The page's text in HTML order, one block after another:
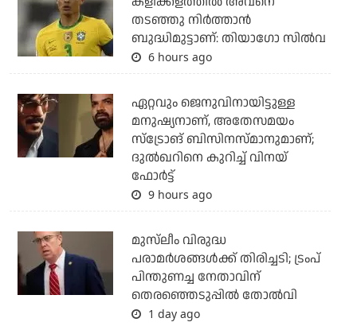
തടഞ്ഞു നിര്‍ത്താന്‍
ബുദ്ധിമുട്ടാണ്: തിയാഗോ സില്‍വ
6 hours ago
ഏറ്റവും ജെനുവിനായിട്ടുള്ള
മനുഷ്യനാണ്, അതേസമയം
സ്‌ട്രോങ് ബിസിനസ്മാനുമാണ്;
ദുല്‍ഖറിനെ കുറിച്ച് വിനയ്
ഫോര്‍ട്ട്
9 hours ago
മുസ്‌ലീം വിരുദ്ധ
പരാമര്‍ശങ്ങള്‍ക്ക് തിരിച്ചടി; ട്രംപ്
പിന്തുണച്ച നേതാവിന്
തെരഞ്ഞെടുപ്പില്‍ തോല്‍വി
1 day ago